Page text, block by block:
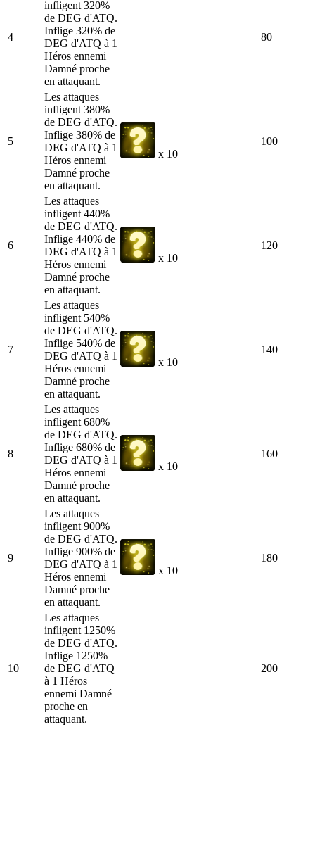
4
infligent 320%
de DEG d'ATQ.
Inflige 320% de
DEG d'ATQ à 1
Héros ennemi
Damné proche
en attaquant.
80
5
Les attaques
infligent 380%
de DEG d'ATQ.
Inflige 380% de
DEG d'ATQ à 1
Héros ennemi
Damné proche
en attaquant.
x 10
100
6
Les attaques
infligent 440%
de DEG d'ATQ.
Inflige 440% de
DEG d'ATQ à 1
Héros ennemi
Damné proche
en attaquant.
x 10
120
7
Les attaques
infligent 540%
de DEG d'ATQ.
Inflige 540% de
DEG d'ATQ à 1
Héros ennemi
Damné proche
en attaquant.
x 10
140
8
Les attaques
infligent 680%
de DEG d'ATQ.
Inflige 680% de
DEG d'ATQ à 1
Héros ennemi
Damné proche
en attaquant.
x 10
160
9
Les attaques
infligent 900%
de DEG d'ATQ.
Inflige 900% de
DEG d'ATQ à 1
Héros ennemi
Damné proche
en attaquant.
x 10
180
10
Les attaques
infligent 1250%
de DEG d'ATQ.
Inflige 1250%
de DEG d'ATQ
à 1 Héros
ennemi Damné
proche en
attaquant.
200